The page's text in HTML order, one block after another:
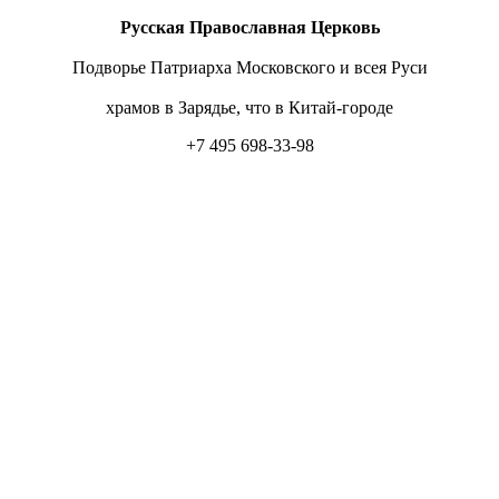
Русская Православная Церковь
Подворье Патриарха Московского и всея Руси
храмов в Зарядье, что в Китай-городе
+7 495 698-33-98